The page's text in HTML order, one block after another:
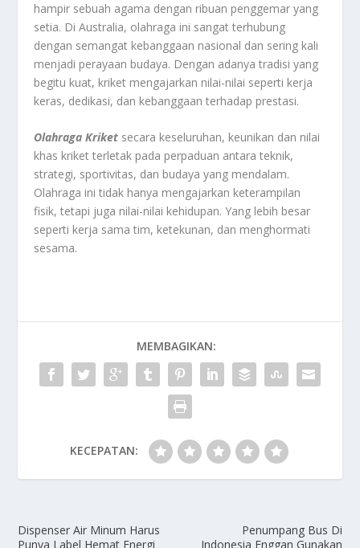
hampir sebuah agama dengan ribuan penggemar yang
setia. Di Australia, olahraga ini sangat terhubung
dengan semangat kebanggaan nasional dan sering kali
menjadi perayaan budaya. Dengan adanya tradisi yang
begitu kuat, kriket mengajarkan nilai-nilai seperti kerja
keras, dedikasi, dan kebanggaan terhadap prestasi.
Olahraga Kriket secara keseluruhan, keunikan dan nilai
khas kriket terletak pada perpaduan antara teknik,
strategi, sportivitas, dan budaya yang mendalam.
Olahraga ini tidak hanya mengajarkan keterampilan
fisik, tetapi juga nilai-nilai kehidupan. Yang lebih besar
seperti kerja sama tim, ketekunan, dan menghormati
sesama.
MEMBAGIKAN:
KECEPATAN:
Dispenser Air Minum Harus
Punya Label Hemat Energi
Penumpang Bus Di
Indonesia Enggan Gunakan